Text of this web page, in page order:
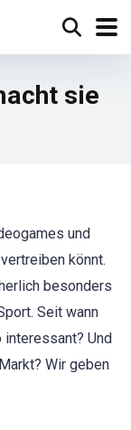
sie
und
könnt.
besonders
Seit wann
Und
Wir geben